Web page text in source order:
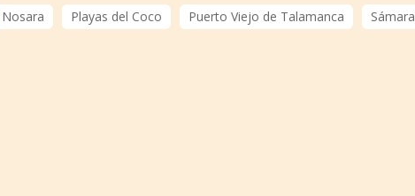
Nosara Playas del Coco Puerto Viejo de Talamanca Sámara